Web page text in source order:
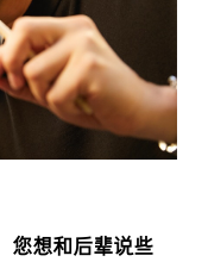
您想和后辈说些